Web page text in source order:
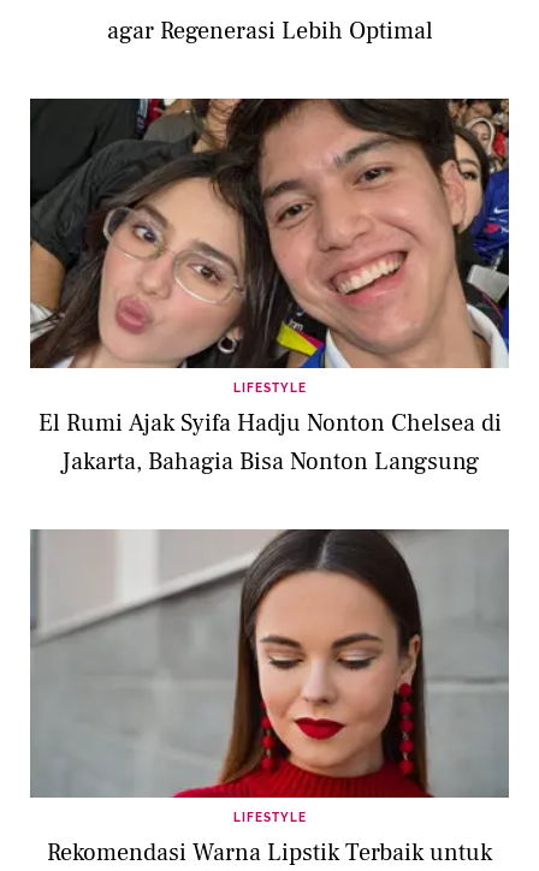
agar Regenerasi Lebih Optimal
LIFESTYLE
El Rumi Ajak Syifa Hadju Nonton Chelsea di
Jakarta, Bahagia Bisa Nonton Langsung
LIFESTYLE
Rekomendasi Warna Lipstik Terbaik untuk